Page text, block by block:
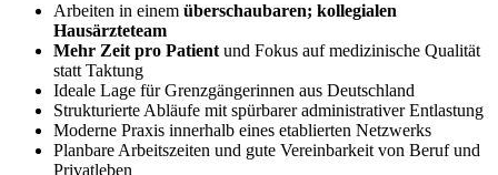
Arbeiten in einem überschaubaren; kollegialen
Hausärzteteam
Mehr Zeit pro Patient und Fokus auf medizinische Qualität
statt Taktung
Ideale Lage für Grenzgängerinnen aus Deutschland
Strukturierte Abläufe mit spürbarer administrativer Entlastung
Moderne Praxis innerhalb eines etablierten Netzwerks
Planbare Arbeitszeiten und gute Vereinbarkeit von Beruf und
Privatleben